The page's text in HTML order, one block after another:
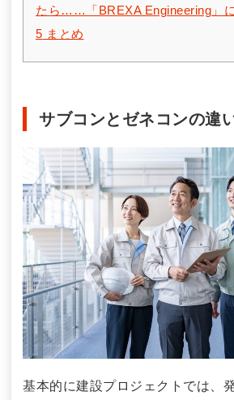
たら……「BREXA Engineering」
5 まとめ
サブコンとゼネコンの違
基本的に建設プロジェクトでは、